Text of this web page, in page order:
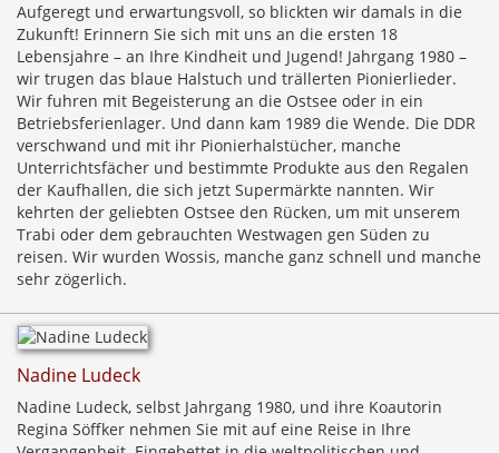
Aufgeregt und erwartungsvoll, so blickten wir damals in die
Zukunft! Erinnern Sie sich mit uns an die ersten 18
Lebensjahre – an Ihre Kindheit und Jugend! Jahrgang 1980 –
wir trugen das blaue Halstuch und trällerten Pionierlieder.
Wir fuhren mit Begeisterung an die Ostsee oder in ein
Betriebsferienlager. Und dann kam 1989 die Wende. Die DDR
verschwand und mit ihr Pionierhalstücher, manche
Unterrichtsfächer und bestimmte Produkte aus den Regalen
der Kaufhallen, die sich jetzt Supermärkte nannten. Wir
kehrten der geliebten Ostsee den Rücken, um mit unserem
Trabi oder dem gebrauchten Westwagen gen Süden zu
reisen. Wir wurden Wossis, manche ganz schnell und manche
sehr zögerlich.
Nadine Ludeck
Nadine Ludeck, selbst Jahrgang 1980, und ihre Koautorin
Regina Söffker nehmen Sie mit auf eine Reise in Ihre